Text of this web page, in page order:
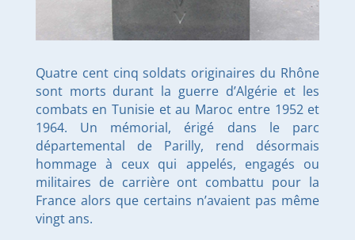
Quatre cent cinq soldats originaires du Rhône
sont morts durant la guerre d’Algérie et les
combats en Tunisie et au Maroc entre 1952 et
1964. Un mémorial, érigé dans le parc
départemental de Parilly, rend désormais
hommage à ceux qui appelés, engagés ou
militaires de carrière ont combattu pour la
France alors que certains n’avaient pas même
vingt ans.